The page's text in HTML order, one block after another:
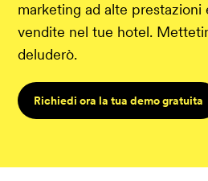
marketing ad alte prestazioni
vendite nel tue hotel.
deluderò.
Richiedi ora la tua demo gratuita